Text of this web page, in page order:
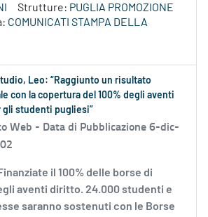
Strutture: PUGLIA PROMOZIONE
COMUNICATI STAMPA DELLA
Leo: “Raggiunto un risultato
con la copertura del 100% degli aventi
studenti pugliesi”
Web - Data di Pubblicazione 6-dic-
il 100% delle borse di
aventi diritto. 24.000 studenti e
saranno sostenuti con le Borse